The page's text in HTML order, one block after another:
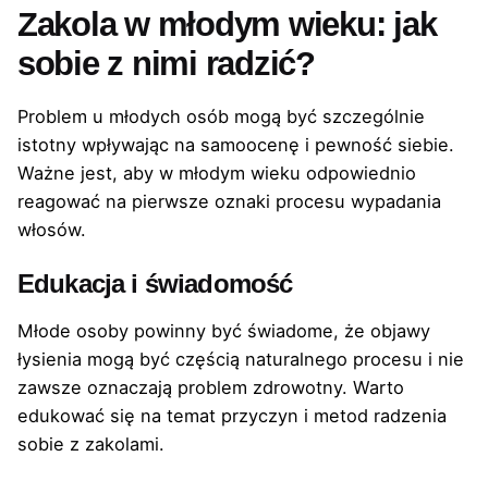
Zakola w młodym wieku: jak
sobie z nimi radzić?
Problem u młodych osób mogą być szczególnie
istotny wpływając na samoocenę i pewność siebie.
Ważne jest, aby w młodym wieku odpowiednio
reagować na pierwsze oznaki procesu wypadania
włosów.
Edukacja i świadomość
Młode osoby powinny być świadome, że objawy
łysienia mogą być częścią naturalnego procesu i nie
zawsze oznaczają problem zdrowotny. Warto
edukować się na temat przyczyn i metod radzenia
sobie z zakolami.